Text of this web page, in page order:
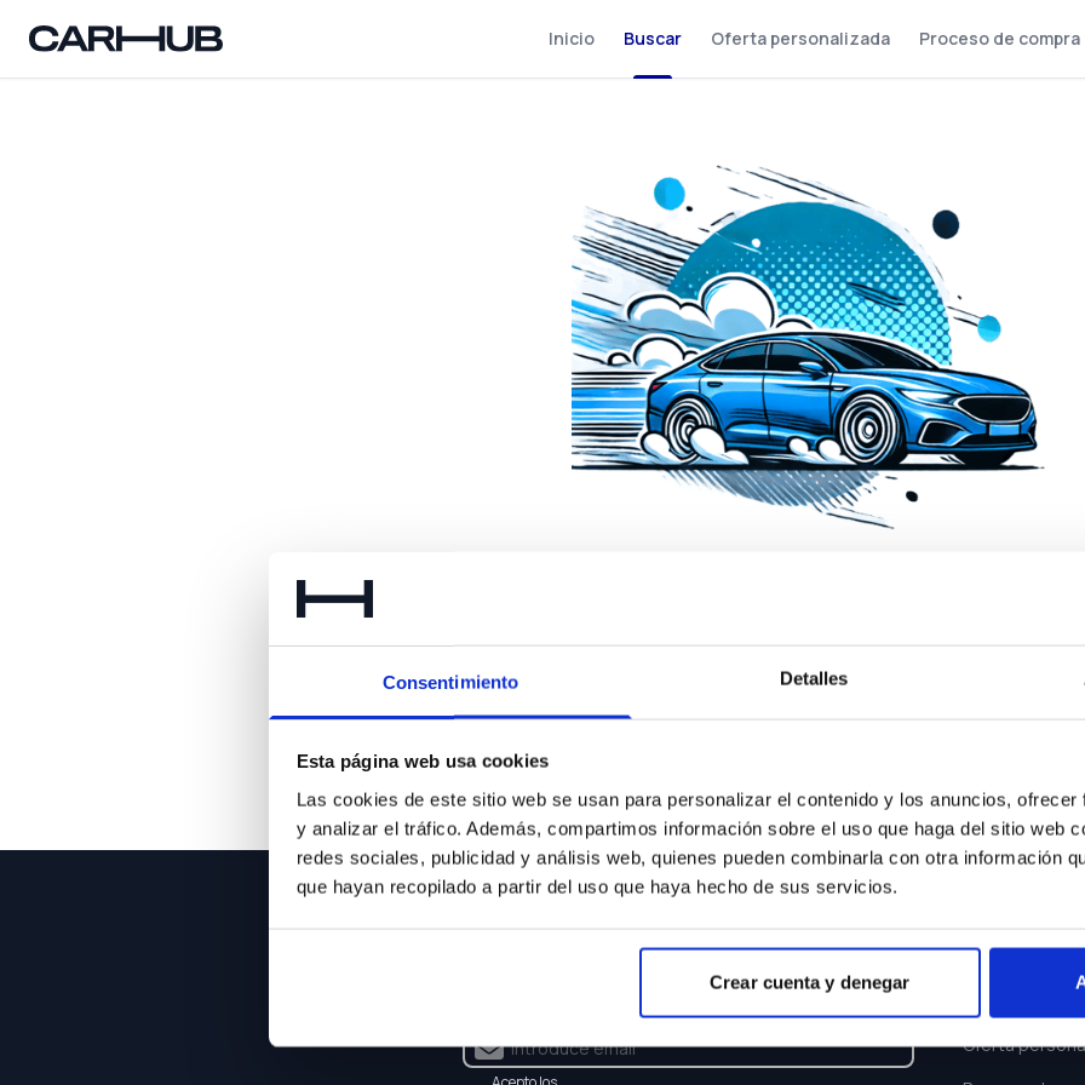
Consentimiento Detalles
Esta página web usa cookies
Las cookies de este sitio web se usan para personalizar el contenido y los anuncios,
y analizar el tráfico. Además, compartimos información sobre el uso que haga del sitio web
redes sociales, publicidad y análisis web, quienes pueden combinarla con otra información
que hayan recopilado a partir del uso que haya hecho de sus servicios.
Crear cuenta y denegar
Carhub Inicio Buscar Oferta personalizada Proceso de compra
Lo sentimos pero el coche que buscas ya no está
Suscríbete y recibe las últimas novedades y ofertas.
ENLACES
Oferta